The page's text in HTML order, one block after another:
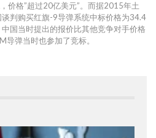
价格”超过20亿美元”。而据2015年土
判购买红旗-9导弹系统中标价格为34.4
国当时提出的报价比其他竞争对手价格
弹当时也参加了竞标。